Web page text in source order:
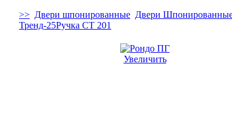
>> Двери шпонированные Двери
Тренд-25Ручка СТ 201
Увеличить